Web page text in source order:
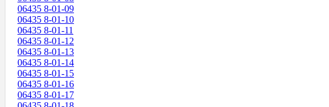
06435 8-01-09
06435 8-01-10
06435 8-01-11
06435 8-01-12
06435 8-01-13
06435 8-01-14
06435 8-01-15
06435 8-01-16
06435 8-01-17